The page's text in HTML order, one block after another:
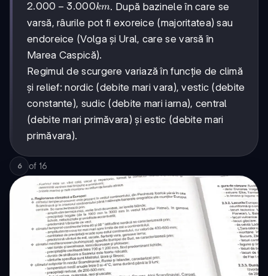
2.000-
3.000
km
2.000 − 3.000km. După bazinele în care se
varsă, râurile pot fi exoreice (majoritatea) sau
endoreice (Volga și Ural, care se varsă în
Marea Caspică).
Regimul de scurgere variază în funcție de climă
și relief: nordic (debite mari vara), vestic (debite
constante), sudic (debite mari iarna), central
(debite mari primăvara) și estic (debite mari
primăvara).
6 of 16